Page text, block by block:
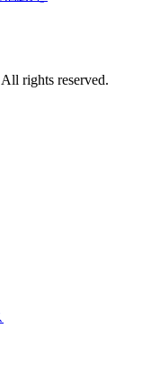
rights reserved.